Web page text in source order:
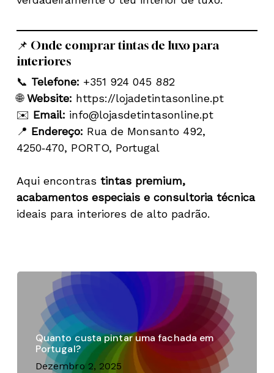
📌 Onde comprar tintas de luxo para
interiores
📞 Telefone: +351 924 045 882
🌐Website: https://lojadetintasonline.pt
✉️ Email: info@lojasdetintasonline.pt
📍 Endereço: Rua de Monsanto 492,
4250‑470, PORTO, Portugal
Aqui encontras tintas premium,
acabamentos especiais e consultoria técnica
ideais para interiores de alto padrão.
Quanto custa pintar uma fachada em
Portugal?
Dezembro 2, 2025